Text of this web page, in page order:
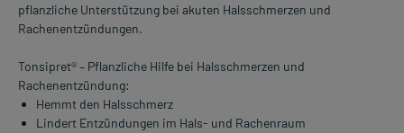
pflanzliche Unterstützung bei akuten Halsschmerzen und
Rachenentzündungen.
Tonsipret® – Pflanzliche Hilfe bei Halsschmerzen und
Rachenentzündung:
Hemmt den Halsschmerz
Lindert Entzündungen im Hals- und Rachenraum